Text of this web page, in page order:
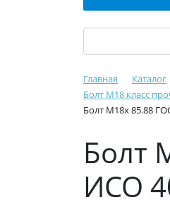
Главная Каталог
Болт М18 класс
Болт М18х 85.88
Болт
ИСО